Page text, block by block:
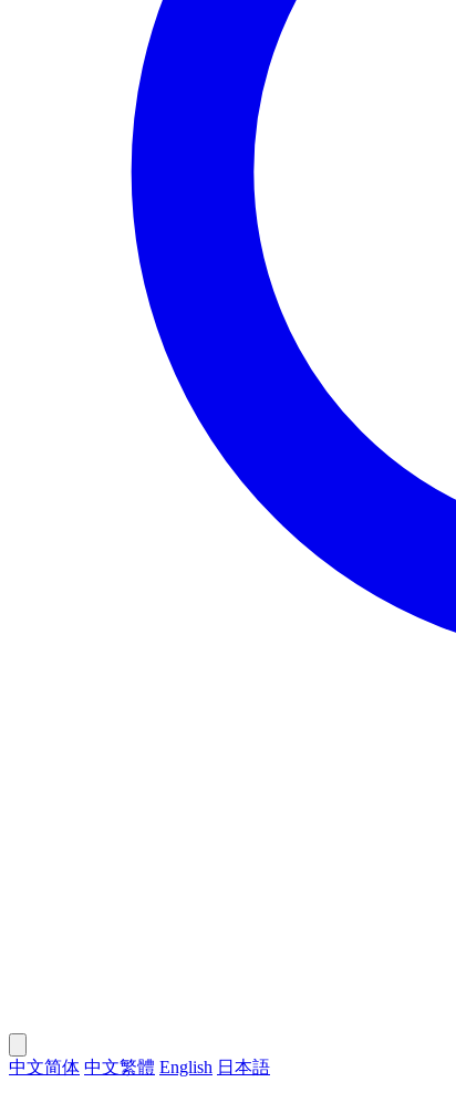
中文简体 中文繁體 English 日本語